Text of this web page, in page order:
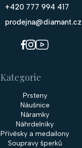
+420 777 994 417
prodejna@diamant.cz
Kategorie
Prsteny
Náušnice
Náramky
Náhrdelníky
Přívěsky a medailony
Soupravy šperků